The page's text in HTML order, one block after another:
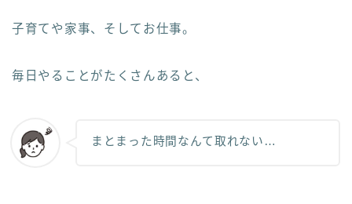
子育てや家事、そしてお仕事。
毎日やることがたくさんあると、
まとまった時間なんて取れない…